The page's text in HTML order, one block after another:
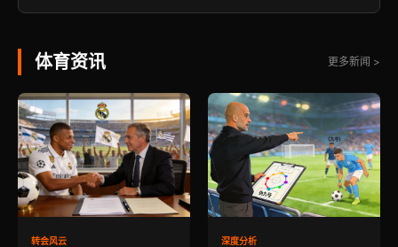
体育资讯 更多新闻 >
转会风云 深度分析